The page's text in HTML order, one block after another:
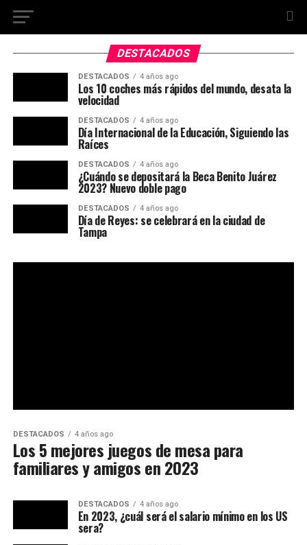
DESTACADOS
DESTACADOS 4 años ago
Los 10 coches más rápidos del mundo, desata la
velocidad
DESTACADOS 4 años ago
Día Internacional de la Educación, Siguiendo las
Raíces
DESTACADOS 4 años ago
¿Cuándo se depositará la Beca Benito Juárez
2023? Nuevo doble pago
DESTACADOS 4 años ago
Día de Reyes: se celebrará en la ciudad de
Tampa
DESTACADOS 4 años ago
Los 5 mejores juegos de mesa para
familiares y amigos en 2023
DESTACADOS 4 años ago
En 2023, ¿cuál será el salario mínimo en los US
sera?